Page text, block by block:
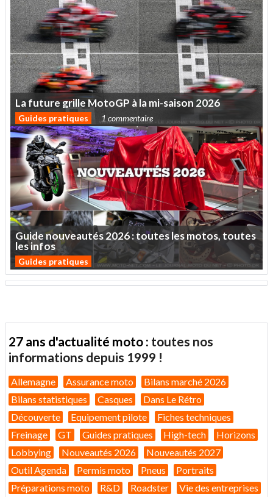
Lafuturegrille MotoGP àlami-saison 2026
Guides pratiques 1 commentaire
Guidenouveautés2026:touteslesmotos,toutes
lesinfos
Guides pratiques
27 ans d'actualité moto : toutes nos
informations depuis 1999 !
Allemagne Assurance moto
Bilans marché 2026
Bilans statistiques
Casques
Dans Le Rétro
Découverte
Equipement pilote
Fiches techniques
Freinage
GT Guides pratiques High-tech
Horizons
Lobbying
Nouveautés 2026
Nouveautés 2027
Outil Agenda
Permis moto Pneus
Portraits
Préparations moto
R&D Roadster Vie des entreprises